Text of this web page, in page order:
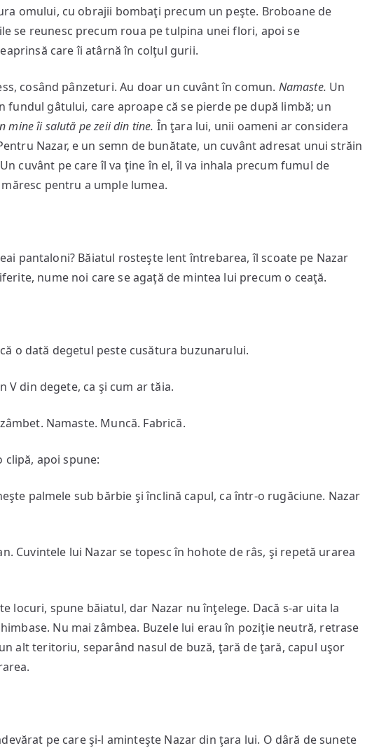
omului, cu obrajii bombaţi precum un peşte. Broboane de
se reunesc precum roua pe tulpina unei flori, apoi se
care îi atârnă în colţul gurii.
cosând pânzeturi. Au doar un cuvânt în comun. Namaste. Un
fundul gâtului, care aproape că se pierde pe după limbă; un
mine îi salută pe zeii din tine. În ţara lui, unii oameni ar considera
Nazar, e un semn de bunătate, un cuvânt adresat unui străin
cuvânt pe care îl va ţine în el, îl va inhala precum fumul de
pentru a umple lumea.
Băiatul rosteşte lent întrebarea, îl scoate pe Nazar
nume noi care se agaţă de mintea lui precum o ceaţă.
dată degetul peste cusătura buzunarului.
din degete, ca şi cum ar tăia.
Namaste. Muncă. Fabrică.
apoi spune:
palmele sub bărbie şi înclină capul, ca într-o rugăciune. Nazar
lui Nazar se topesc în hohote de râs, şi repetă urarea
spune băiatul, dar Nazar nu înţelege. Dacă s-ar uita la
Nu mai zâmbea. Buzele lui erau în poziţie neutră, retrase
alt teritoriu, separând nasul de buză, ţară de ţară, capul uşor
pe care şi-l aminteşte Nazar din ţara lui. O dâră de sunete